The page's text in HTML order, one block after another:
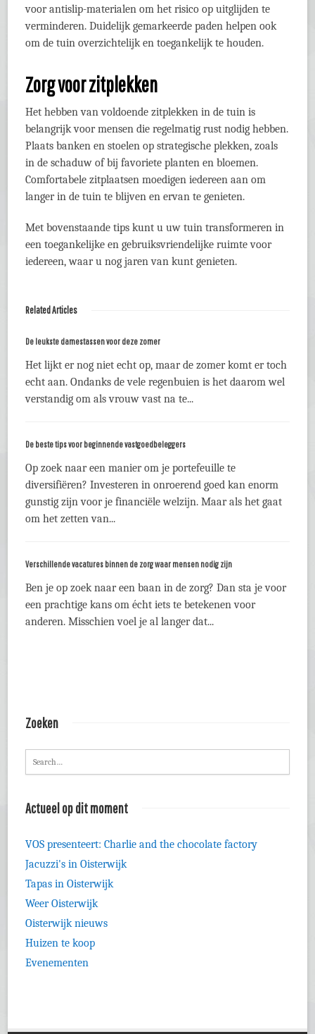
voor antislip-materialen om het risico op uitglijden te
verminderen. Duidelijk gemarkeerde paden helpen ook
om de tuin overzichtelijk en toegankelijk te houden.
Zorg voor zitplekken
Het hebben van voldoende zitplekken in de tuin is
belangrijk voor mensen die regelmatig rust nodig hebben.
Plaats banken en stoelen op strategische plekken, zoals
in de schaduw of bij favoriete planten en bloemen.
Comfortabele zitplaatsen moedigen iedereen aan om
langer in de tuin te blijven en ervan te genieten.
Met bovenstaande tips kunt u uw tuin transformeren in
een toegankelijke en gebruiksvriendelijke ruimte voor
iedereen, waar u nog jaren van kunt genieten.
Related Articles
De leukste damestassen voor deze zomer
Het lijkt er nog niet echt op, maar de zomer komt er toch
echt aan. Ondanks de vele regenbuien is het daarom wel
verstandig om als vrouw vast na te...
De beste tips voor beginnende vastgoedbeleggers
Op zoek naar een manier om je portefeuille te
diversifiëren? Investeren in onroerend goed kan enorm
gunstig zijn voor je financiële welzijn. Maar als het gaat
om het zetten van...
Verschillende vacatures binnen de zorg waar mensen nodig zijn
Ben je op zoek naar een baan in de zorg? Dan sta je voor
een prachtige kans om écht iets te betekenen voor
anderen. Misschien voel je al langer dat...
Zoeken
Actueel op dit moment
VOS presenteert: Charlie and the chocolate factory
Jacuzzi's in Oisterwijk
Tapas in Oisterwijk
Weer Oisterwijk
Oisterwijk nieuws
Huizen te koop
Evenementen